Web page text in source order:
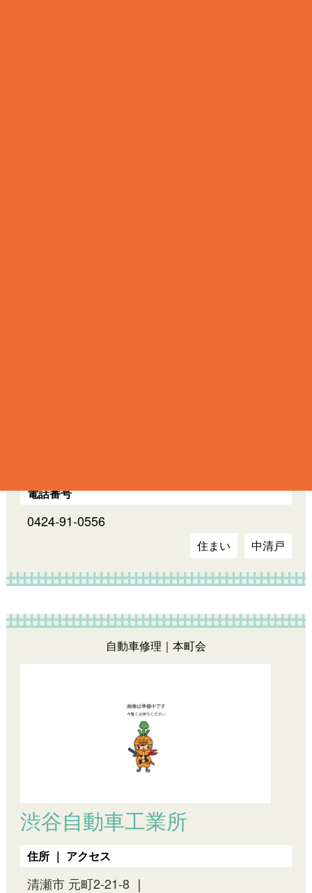
電話番号
0424-91-0556
住まい 中清戸
自動車修理｜本町会
渋谷自動車工業所
住所 ｜ アクセス
清瀬市 元町2-21-8｜